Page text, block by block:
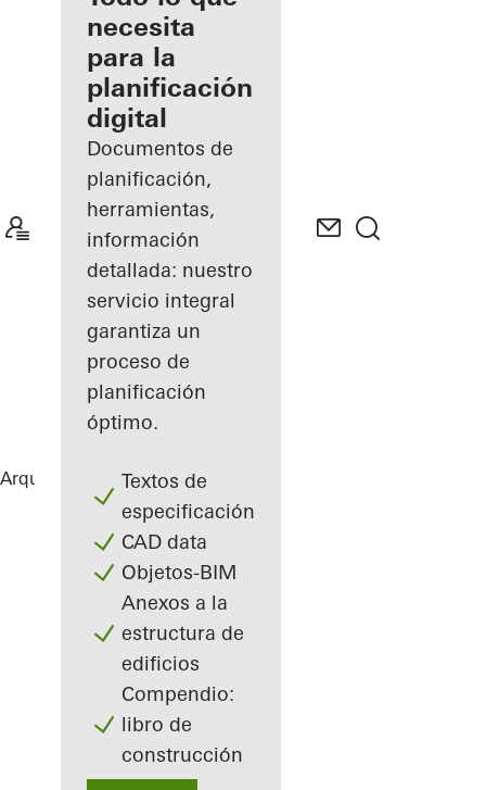
registrado
Descubre
mi área
de
trabajo
necesita
para la
planificación
digital
Documentos de
planificación,
herramientas,
información
detallada: nuestro
servicio integral
garantiza un
proceso de
planificación
óptimo.
Textos de
especificación
CAD data
Objetos-BIM
Anexos a la
estructura de
edificios
Compendio:
libro de
construcción
Arquitectos ReferenciasHighlights